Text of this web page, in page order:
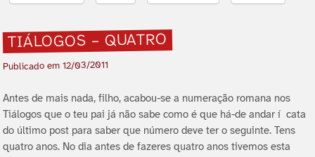
TIÁLOGOS – QUATRO
Publicado em12/03/2011
Antes de mais nada, filho, acabou-se a numeração romana nos
Tiálogos que o teu pai já não sabe como é que há-de andar í cata
do último post para saber que número deve ter o seguinte. Tens
quatro anos. No dia antes de fazeres quatro anos tivemos esta